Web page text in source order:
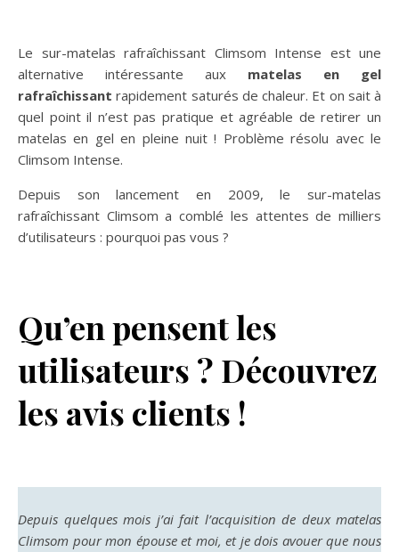
Le sur-matelas rafraîchissant Climsom Intense est une
alternative intéressante aux matelas en gel
rafraîchissant rapidement saturés de chaleur. Et on sait à
quel point il n’est pas pratique et agréable de retirer un
matelas en gel en pleine nuit ! Problème résolu avec le
Climsom Intense.
Depuis son lancement en 2009, le sur-matelas
rafraîchissant Climsom a comblé les attentes de milliers
d’utilisateurs : pourquoi pas vous ?
Qu’en pensent les
utilisateurs ? Découvrez
les avis clients !
Depuis quelques mois j’ai fait l’acquisition de deux matelas
Climsom pour mon épouse et moi, et je dois avouer que nous